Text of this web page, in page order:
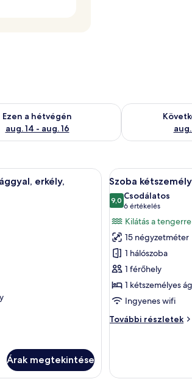
10
Ezen a hétvégén
aug. 14 - aug. 16
rendelkezésre állás ellenőrzése: aug.
A következő
a falon és ablakfüggönnyel ellátott ablak
rendezett ágy egy szállodai szobában,
erkély,
Árak megtekintése
A
következő
szoba
összes
képének
megtekintése:
Szoba
kétszemélyes
ággyal,
kilátással
a
11
Szoba
9,010-ből 9,0
Csodálatos
6 értékelés
(6
értékelés)
Kilátás a tengerre
15 négyzetméter
1 hálószoba
1 férőhely
1 kétszemélyes
Ingyenes wifi
További részletek
Szoba
tengerre